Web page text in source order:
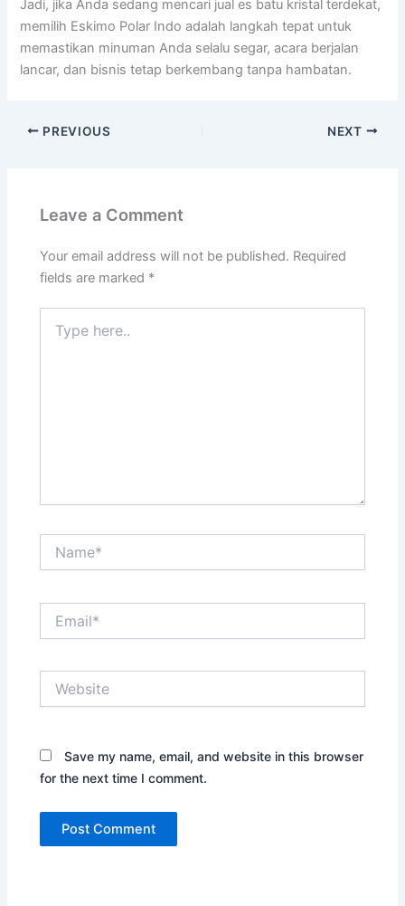
Jadi, jika Anda sedang mencari jual es batu kristal terdekat,
memilih Eskimo Polar Indo adalah langkah tepat untuk
memastikan minuman Anda selalu segar, acara berjalan
lancar, dan bisnis tetap berkembang tanpa hambatan.
PREVIOUS NEXT
Leave a Comment
Your email address will not be published. Required
fields are marked *
here..
Save my name, email, and website in this browser
for the next time I comment.